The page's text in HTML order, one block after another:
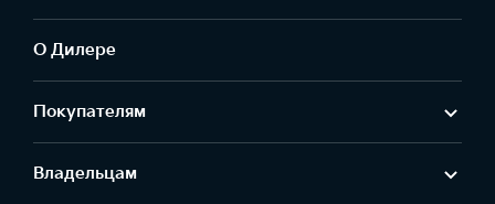
О Дилере
Покупателям
Владельцам